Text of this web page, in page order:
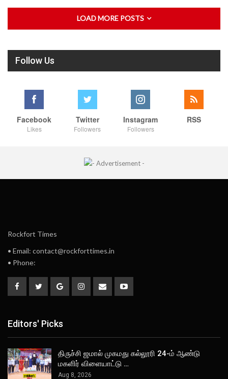
LOAD MORE POSTS
Follow Us
Facebook
Likes
Twitter
Followers
Instagram
Followers
RSS
Rockfort Times
• Email: contact@rockforttimes.in
• Phone:
Editors' Picks
திருச்சி ஜமால் முகமது கல்லூரி 24-ம் ஆண்டு
மகளிர் விளையாட்டு …
Aug 8, 2026